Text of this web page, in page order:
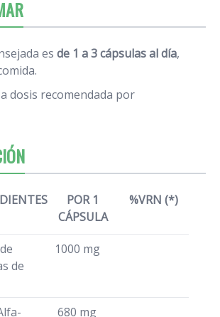
es de 1 a 3 cápsulas al día,
dosis recomendada por
POR 1
CÁPSULA
%VRN (*)
de
1000 mg
680 mg